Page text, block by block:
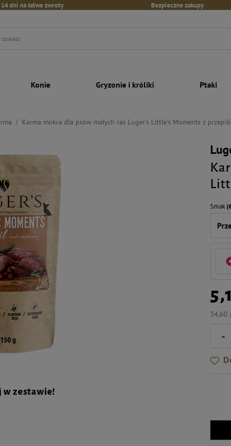
14 dni na łatwe zwroty Bezpieczne zakupy
Konie Gryzonie i króliki Ptaki
Karma mokra dla psów małych ras Luger's Little's Moments z
Smak
34,60
-
w zestawie!